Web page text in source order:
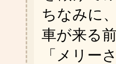
ちなみに
車が来る
「メリー